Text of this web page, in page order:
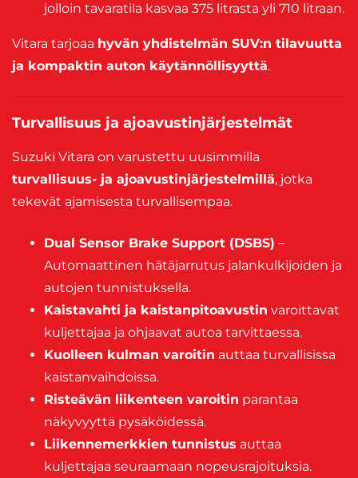
jolloin tavaratila kasvaa 375 litrasta yli 710 litraan.
Vitara tarjoaa hyvän yhdistelmän SUV:n tilavuutta
ja kompaktin auton käytännöllisyyttä.
Turvallisuus ja ajoavustinjärjestelmät
Suzuki Vitara on varustettu uusimmilla
turvallisuus- ja ajoavustinjärjestelmillä, jotka
tekevät ajamisesta turvallisempaa.
Dual Sensor Brake Support (DSBS) –
Automaattinen hätäjarrutus jalankulkijoiden ja
autojen tunnistuksella.
Kaistavahti ja kaistanpitoavustin varoittavat
kuljettajaa ja ohjaavat autoa tarvittaessa.
Kuolleen kulman varoitin auttaa turvallisissa
kaistanvaihdoissa.
Risteävän liikenteen varoitin parantaa
näkyvyyttä pysäköidessä.
Liikennemerkkien tunnistus auttaa
kuljettajaa seuraamaan nopeusrajoituksia.